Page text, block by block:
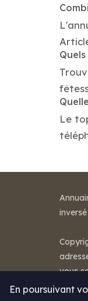
Le
En poursuivant
inversé
vous